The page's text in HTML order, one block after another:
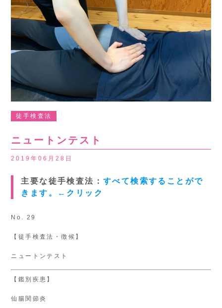
徒手検査法
ニュートンテスト
2019年06月28日
主要な徒手検査法：すべて検索することがで
きます。←クリック
No. 29
【徒手検査法・徴候】
ニュートンテスト
【鑑別疾患】
仙腸関節炎